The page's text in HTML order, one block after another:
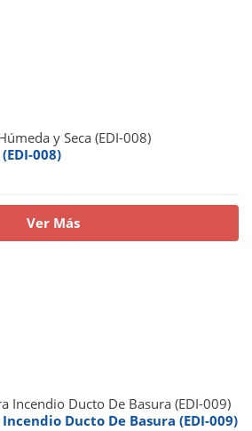
008)
Ver Más
Ducto De Basura (EDI-009)